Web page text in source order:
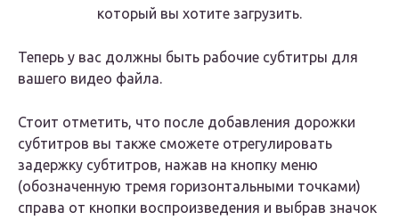
который вы хотите загрузить.
Теперь у вас должны быть рабочие субтитры для
вашего видео файла.
Стоит отметить, что после добавления дорожки
субтитров вы также сможете отрегулировать
задержку субтитров, нажав на кнопку меню
(обозначенную тремя горизонтальными точками)
справа от кнопки воспроизведения и выбрав значок